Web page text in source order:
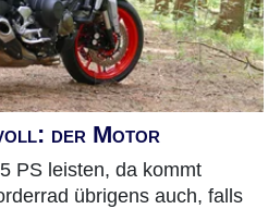
der Motor
PS leisten, da kommt
übrigens auch, falls